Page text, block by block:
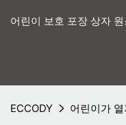
어린이 보호 포장 상자
ECCODY 어린이가